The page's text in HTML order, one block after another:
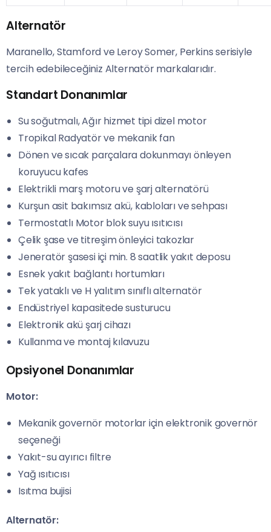
Alternatör
Maranello, Stamford ve Leroy Somer, Perkins serisiyle
tercih edebileceğiniz Alternatör markalarıdır.
Standart Donanımlar
Su soğutmalı, Ağır hizmet tipi dizel motor
Tropikal Radyatör ve mekanik fan
Dönen ve sıcak parçalara dokunmayı önleyen
koruyucu kafes
Elektrikli marş motoru ve şarj alternatörü
Kurşun asit bakımsız akü, kabloları ve sehpası
Termostatlı Motor blok suyu ısıtıcısı
Çelik şase ve titreşim önleyici takozlar
Jeneratör şasesi içi min. 8 saatlik yakıt deposu
Esnek yakıt bağlantı hortumları
Tek yataklı ve H yalıtım sınıflı alternatör
Endüstriyel kapasitede susturucu
Elektronik akü şarj cihazı
Kullanma ve montaj kılavuzu
Opsiyonel Donanımlar
Motor:
Mekanik governör motorlar için elektronik governör
seçeneği
Yakıt-su ayırıcı filtre
Yağ ısıtıcısı
Isıtma bujisi
Alternatör: